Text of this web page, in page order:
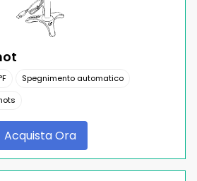
Spegnimento automatico
Acquista Ora